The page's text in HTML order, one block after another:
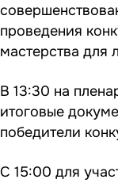
проведения
мастерства для
В 13:30 на
итоговые
победители
С 15:00 для